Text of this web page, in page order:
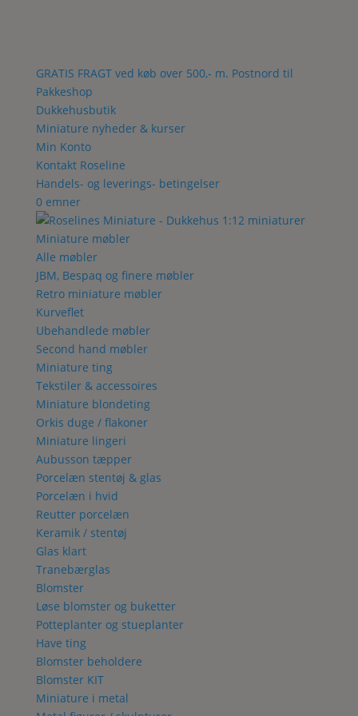
GRATIS FRAGT ved køb over 500,- m. Postnord til
Pakkeshop
Dukkehusbutik
Miniature nyheder & kurser
Min Konto
Kontakt Roseline
Handels- og leverings- betingelser
0 emner
Miniature møbler
Alle møbler
JBM, Bespaq og finere møbler
Retro miniature møbler
Kurveflet
Ubehandlede møbler
Second hand møbler
Miniature ting
Tekstiler & accessoires
Miniature blondeting
Orkis duge / flakoner
Miniature lingeri
Aubusson tæpper
Porcelæn stentøj & glas
Porcelæn i hvid
Reutter porcelæn
Keramik / stentøj
Glas klart
Tranebærglas
Blomster
Løse blomster og buketter
Potteplanter og stueplanter
Have ting
Blomster beholdere
Blomster KIT
Miniature i metal